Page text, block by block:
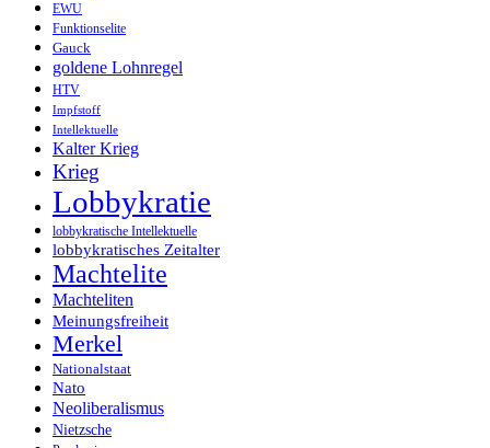
EWU
Funktionselite
Gauck
goldene Lohnregel
HTV
Impfstoff
Intellektuelle
Kalter Krieg
Krieg
Lobbykratie
lobbykratische Intellektuelle
lobbykratisches Zeitalter
Machtelite
Machteliten
Meinungsfreiheit
Merkel
Nationalstaat
Nato
Neoliberalismus
Nietzsche